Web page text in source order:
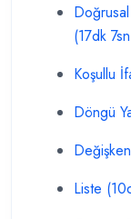
(17dk
Koşullu
Döngü
Liste